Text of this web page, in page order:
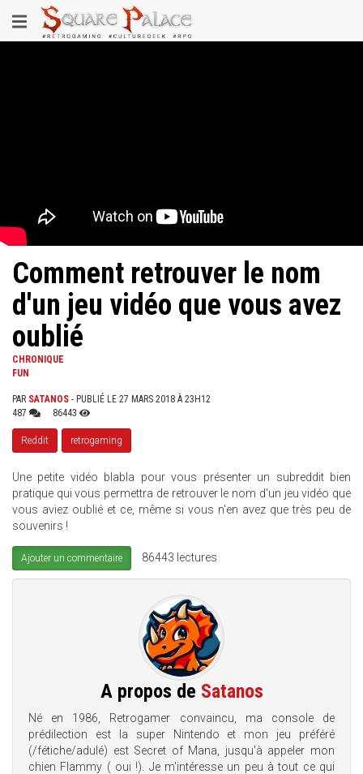
au
contenu
Toggle
navigation
Comment retrouver le nom
d'un jeu vidéo que vous avez
oublié
CHRONIQUE
FUN
PAR SATANOS - PUBLIÉ LE 27 MARS 2018 À 23H12
487
86443
Reddit retrogaming
Une petite vidéo blabla pour vous présenter un subreddit bien
pratique qui vous permettra de retrouver le nom d'un jeu vidéo que
vous aviez oublié et ce, même si vous n'en avez que très peu de
souvenirs !
Ajouter un commentaire 86443 lectures
A propos de Satanos
Né en 1986, Retrogamer convaincu, ma console de
prédilection est la super Nintendo et mon jeu préféré
(/fétiche/adulé) est Secret of Mana, jusqu'à appeler mon
chien Flammy ( oui !). Je m'intéresse un peu à tout ce qui